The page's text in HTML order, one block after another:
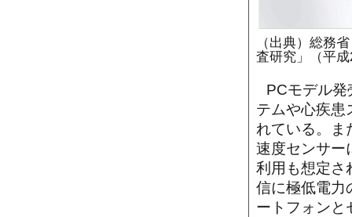
（出典）総務
査研究」（平
PCモデル
テムや心疾患
れている。ま
速度センサー
利用も想定さ
信に極低電力
ートフォンと